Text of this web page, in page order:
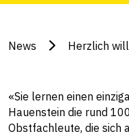
News Herzlich
«Sie lernen einen
Hauenstein die rund
Obstfachleute, die sich